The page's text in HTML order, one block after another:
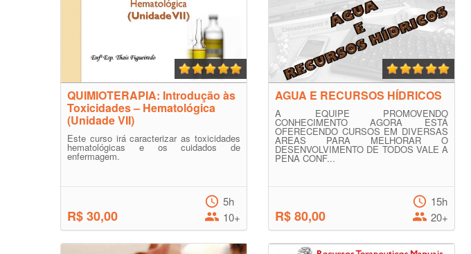
QUIMIOTERAPIA: Introdução às
Toxicidades – Hematológica
(Unidade VII)
Este curso irá caracterizar as toxicidades
hematológicas e os cuidados de
enfermagem.
R$ 30,00
5h
10+
AGUA E RECURSOS HÍDRICOS
A EQUIPE PROMOVENDO
CONHECIMENTO AGORA ESTÁ
OFERECENDO CURSOS EM DIVERSAS
AREAS PARA MELHORAR O
DESENVOLVIMENTO DE TODOS VALE A
PENA CONF...
R$ 80,00
15h
20+